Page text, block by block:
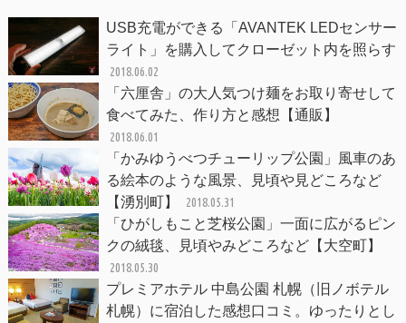
USB充電ができる「AVANTEK LEDセンサー
ライト」を購入してクローゼット内を照らす
2018.06.02
「六厘舎」の大人気つけ麺をお取り寄せして
食べてみた、作り方と感想【通販】
2018.06.01
「かみゆうべつチューリップ公園」風車のあ
る絵本のような風景、見頃や見どころなど
【湧別町】
2018.05.31
「ひがしもこと芝桜公園」一面に広がるピン
クの絨毯、見頃やみどころなど【大空町】
2018.05.30
プレミアホテル 中島公園 札幌（旧ノボテル
札幌）に宿泊した感想口コミ。ゆったりとし